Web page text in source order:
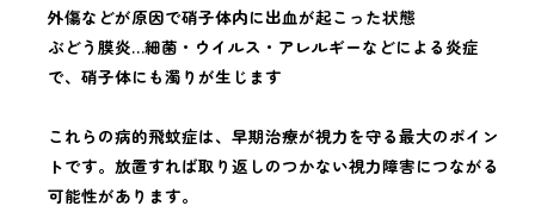
外傷などが原因で硝子体内に出血が起こった状態
ぶどう膜炎…細菌・ウイルス・アレルギーなどによる炎症
で、硝子体にも濁りが生じます
これらの病的飛蚊症は、早期治療が視力を守る最大のポイン
トです。放置すれば取り返しのつかない視力障害につながる
可能性があります。